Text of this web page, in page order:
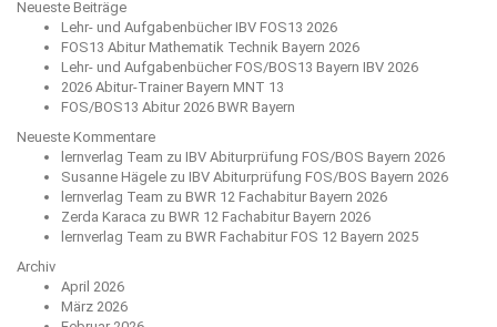
Neueste Beiträge
Lehr- und Aufgabenbücher IBV FOS13 2026
FOS13 Abitur Mathematik Technik Bayern 2026
Lehr- und Aufgabenbücher FOS/BOS13 Bayern IBV 2026
2026 Abitur-Trainer Bayern MNT 13
FOS/BOS13 Abitur 2026 BWR Bayern
Neueste Kommentare
lernverlag Team zu IBV Abiturprüfung FOS/BOS Bayern 2026
Susanne Hägele zu IBV Abiturprüfung FOS/BOS Bayern 2026
lernverlag Team zu BWR 12 Fachabitur Bayern 2026
Zerda Karaca zu BWR 12 Fachabitur Bayern 2026
lernverlag Team zu BWR Fachabitur FOS 12 Bayern 2025
Archiv
April 2026
März 2026